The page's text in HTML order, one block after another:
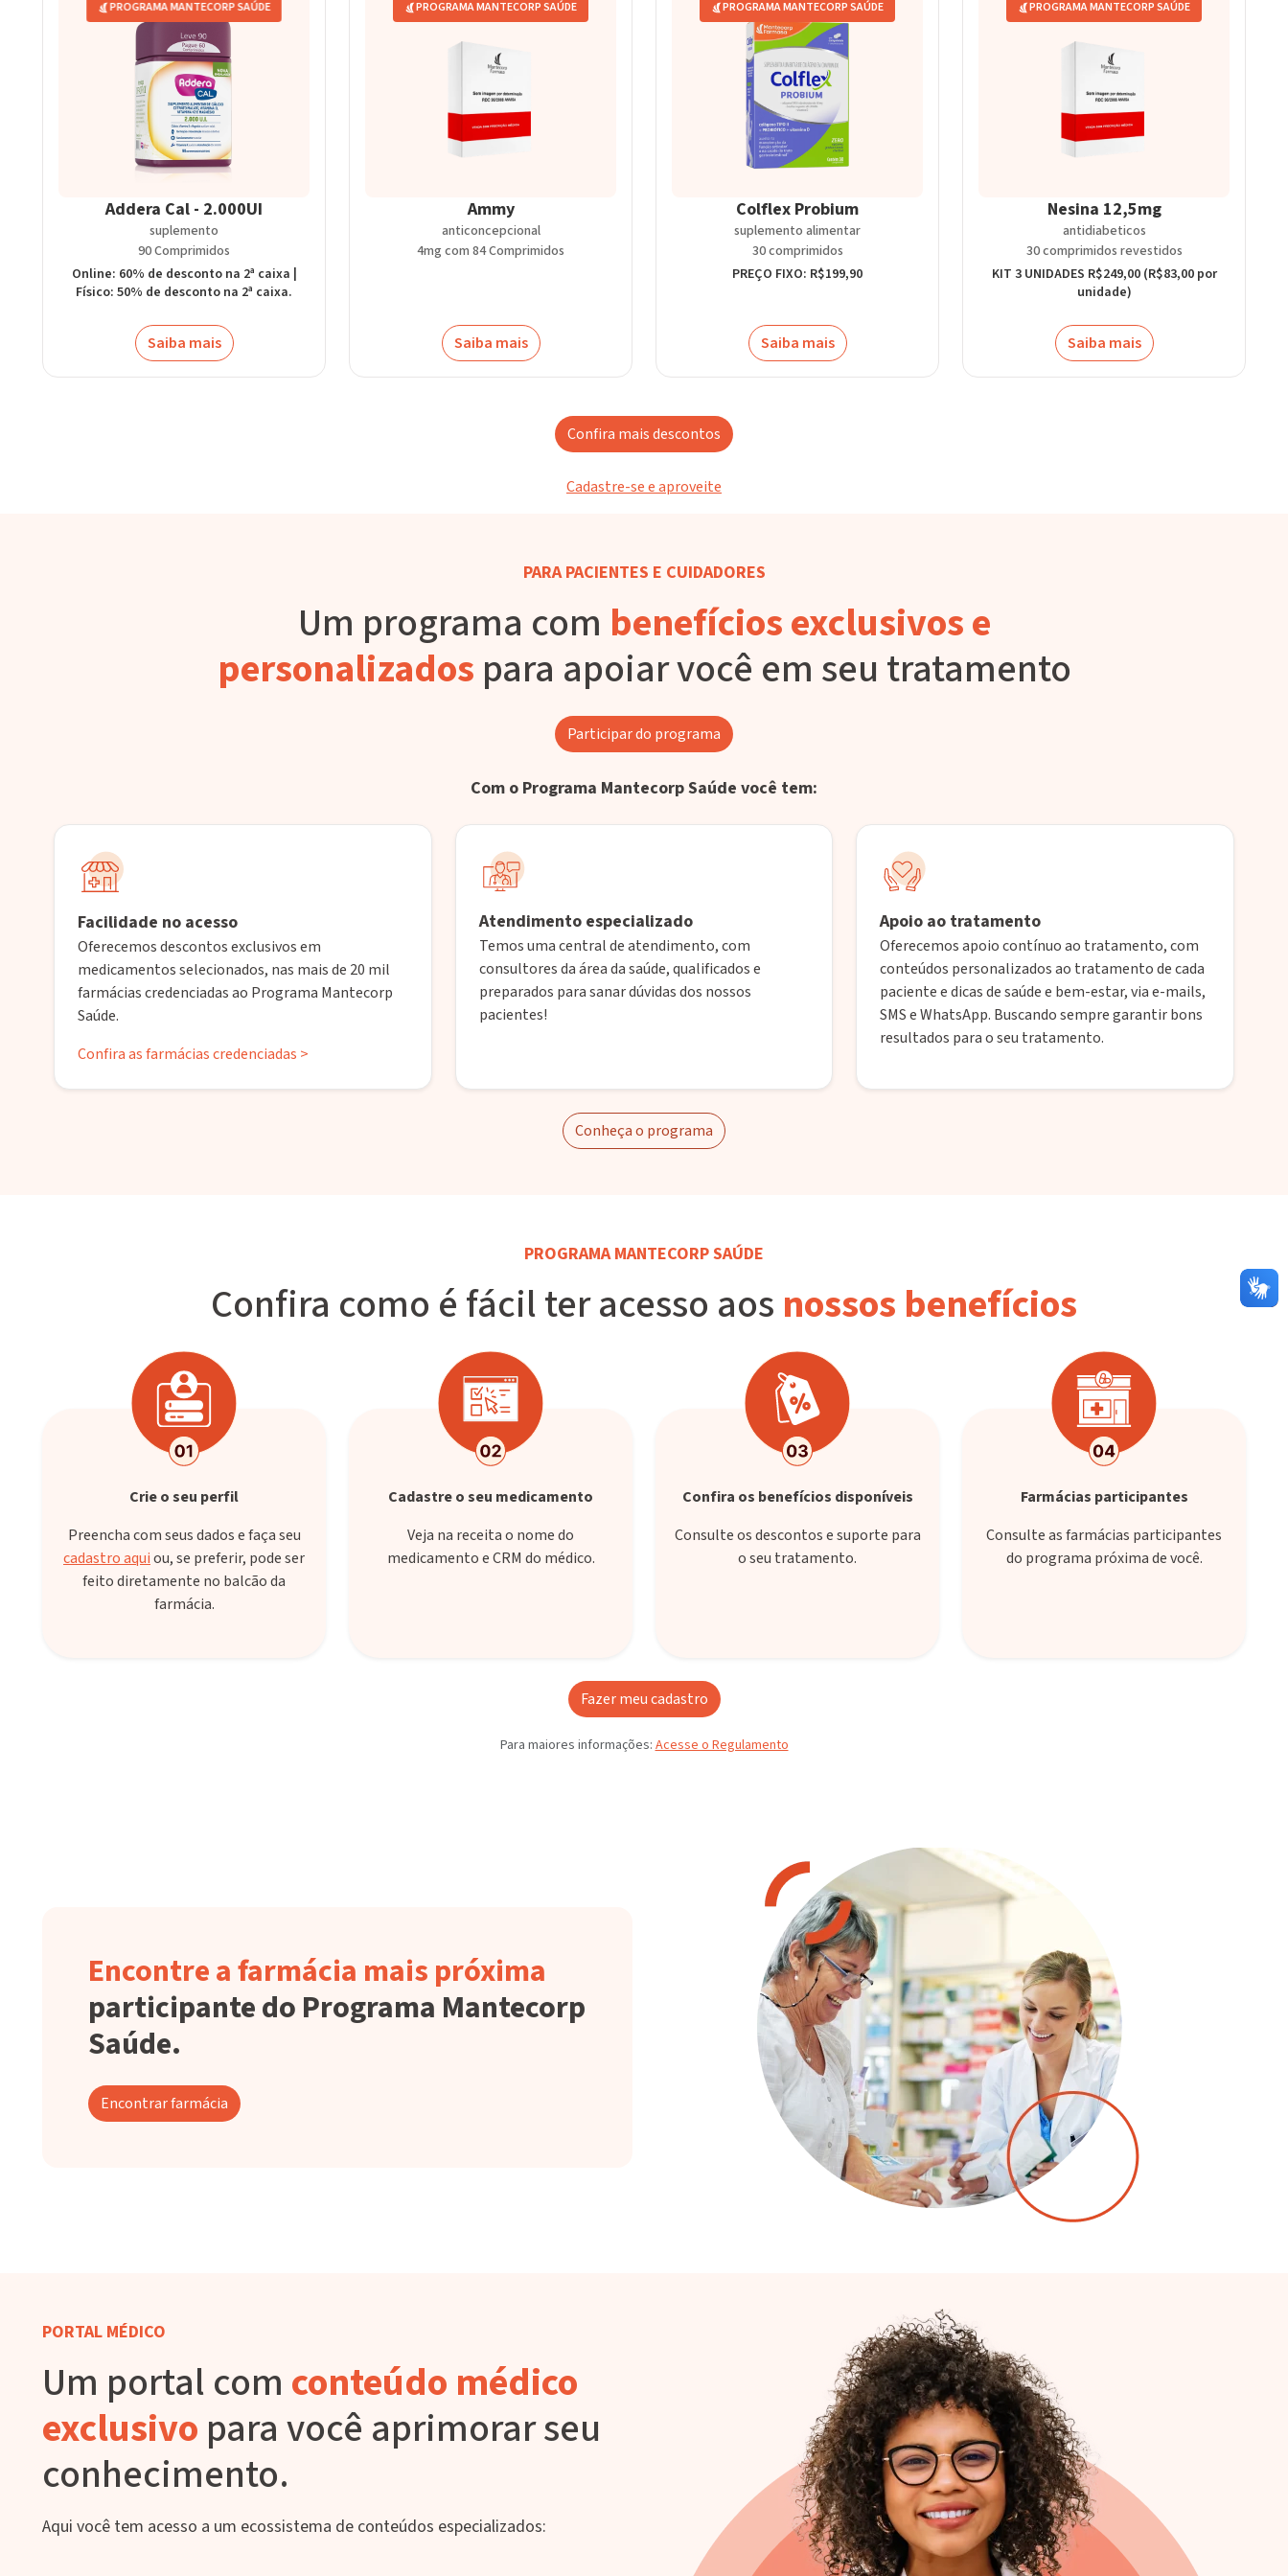
PROGRAMA MANTECORP SAÚDE
Addera Cal - 2.000UI
suplemento
90 Comprimidos
Online: 60% de desconto na 2ª caixa |
Físico: 50% de desconto na 2ª caixa.
Saiba mais
PROGRAMA MANTECORP SAÚDE
Ammy
anticoncepcional
4mg com 84 Comprimidos
Saiba mais
PROGRAMA MANTECORP SAÚDE
Colflex Probium
suplemento alimentar
30 comprimidos
PREÇO FIXO: R$199,90
Saiba mais
PROGRAMA MANTECORP SAÚDE
Nesina 12,5mg
antidiabeticos
30 comprimidos revestidos
KIT 3 UNIDADES R$249,00 (R$83,00 por
unidade)
Saiba mais
Confira mais descontos
Cadastre-se e aproveite
PARA PACIENTES E CUIDADORES
Um programa com benefícios exclusivos e
personalizados para apoiar você em seu tratamento
Participar do programa
Com o Programa Mantecorp Saúde você tem:
Facilidade no acesso
Oferecemos descontos exclusivos em
medicamentos selecionados, nas mais de 20 mil
farmácias credenciadas ao Programa Mantecorp
Saúde.
Confira as farmácias credenciadas >
Atendimento especializado
Temos uma central de atendimento, com
consultores da área da saúde, qualificados e
preparados para sanar dúvidas dos nossos
pacientes!
Apoio ao tratamento
Oferecemos apoio contínuo ao tratamento, com
conteúdos personalizados ao tratamento de cada
paciente e dicas de saúde e bem-estar, via e-mails,
SMS e WhatsApp. Buscando sempre garantir bons
resultados para o seu tratamento.
Conheça o programa
PROGRAMA MANTECORP SAÚDE
Confira como é fácil ter acesso aos nossos benefícios
Crie o seu perfil
Preencha com seus dados e faça seu
cadastro aquiou, se preferir, pode ser
feito diretamente no balcão da
farmácia.
Cadastre o seu medicamento
Veja na receita o nome do
medicamento e CRM do médico.
Confira os benefícios disponíveis
Consulte os descontos e suporte para
o seu tratamento.
Farmácias participantes
Consulte as farmácias participantes
do programa próxima de você.
Fazer meu cadastro
Para maiores informações:Acesse o Regulamento
Encontre a farmácia mais próxima
participante do Programa Mantecorp
Saúde.
Encontrar farmácia
PORTAL MÉDICO
Um portal com conteúdo médico
exclusivo para você aprimorar seu
conhecimento.
Aqui você tem acesso a um ecossistema de conteúdos especializados: